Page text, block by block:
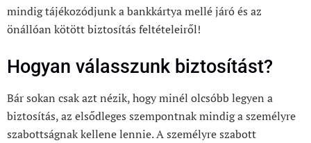
mindig tájékozódjunk a bankkártya mellé járó és az
önállóan kötött biztosítás feltételeiről!
Hogyan válasszunk biztosítást?
Bár sokan csak azt nézik, hogy minél olcsóbb legyen a
biztosítás, az elsődleges szempontnak mindig a személyre
szabottságnak kellene lennie. A személyre szabott